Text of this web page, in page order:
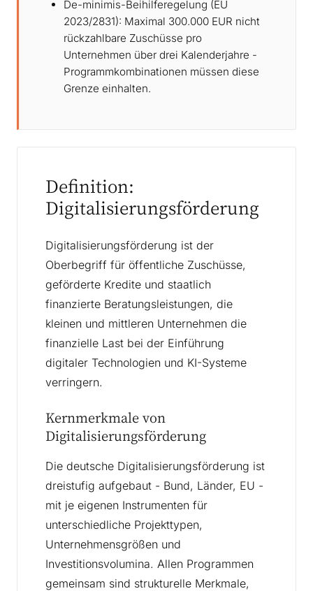
De-minimis-Beihilferegelung (EU
2023/2831): Maximal 300.000 EUR nicht
rückzahlbare Zuschüsse pro
Unternehmen über drei Kalenderjahre -
Programmkombinationen müssen diese
Grenze einhalten.
Definition:
Digitalisierungsförderung
Digitalisierungsförderung ist der
Oberbegriff für öffentliche Zuschüsse,
geförderte Kredite und staatlich
finanzierte Beratungsleistungen, die
kleinen und mittleren Unternehmen die
finanzielle Last bei der Einführung
digitaler Technologien und KI-Systeme
verringern.
Kernmerkmale von
Digitalisierungsförderung
Die deutsche Digitalisierungsförderung ist
dreistufig aufgebaut - Bund, Länder, EU -
mit je eigenen Instrumenten für
unterschiedliche Projekttypen,
Unternehmensgrößen und
Investitionsvolumina. Allen Programmen
gemeinsam sind strukturelle Merkmale,